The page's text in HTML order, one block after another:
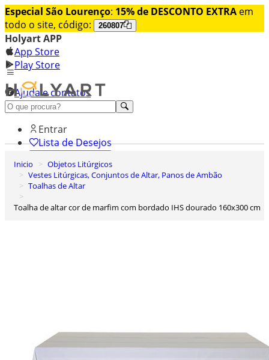
Especial São Lourenço: 15% de DESCONTO EXTRA em
todo o site, código:
260807
Holyart APP
App Store
Play Store
Ajuda e contatos
Conheça premium
Entrar
Lista de Desejos
0
Carrinho de Compras
Inicio
Objetos Litúrgicos
Vestes Litúrgicas, Conjuntos de Altar, Panos de Ambão
Toalhas de Altar
Toalha de altar cor de marfim com bordado IHS dourado 160x300 cm